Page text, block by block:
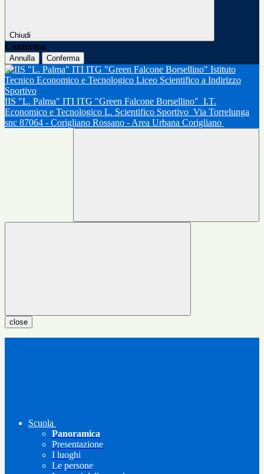
Chiudi
Conferma
Annulla Conferma
IIS "L. Palma" ITI ITG "Green Falcone Borsellino" I.T.
Economico e Tecnologico L. Scientifico Sportivo Via Torrelunga
snc 87064 - Corigliano Rossano - Area Urbana Corigliano
close
Scuola
Panoramica
Presentazione
I luoghi
Le persone